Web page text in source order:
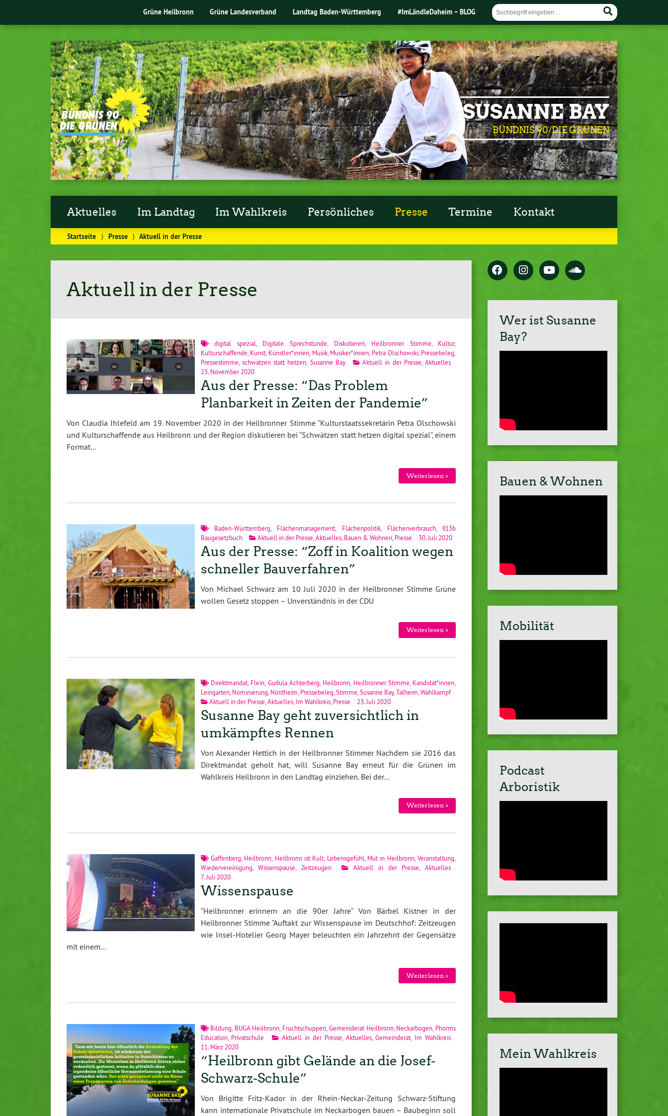
Grüne Heilbronn Grüne Landesverband Landtag Baden-Württemberg #ImLändleDaheim – BLOG
SUSANNE BAY
BÜNDNIS 90/DIE GRÜNEN
Aktuelles Im Landtag Im Wahlkreis Persönliches Presse Termine Kontakt
Startseite ⟩ Presse ⟩ Aktuell in der Presse
Aktuell in der Presse
digital spezial Digitale Sprechstunde Diskutieren, Heilbronner Stimme Kultur,
Kulturschaffende Kunst Künstler*innen, Musik, Musiker*innen Petra Olschowski, Pressebeleg
Pressestimme schwätzen statt hetzen Susanne Bay Aktuell in der Presse ,Aktuelles
23. November 2020
Aus der Presse: “Das Problem
Planbarkeit in Zeiten der Pandemie”
Von Claudia Ihlefeld am 19. November 2020 in der Heilbronner Stimme “Kulturstaatssekretärin Petra Olschowski
und Kulturschaffende aus Heilbronn und der Region diskutieren bei “Schwätzen statt hetzen digital spezial”, einem
Format…
Weiterlesen »
Baden-Württemberg, Flächenmanagement, Flächenpolitik, Flächenverbrauch,§13b
Baugesetzbuch
Aktuell in der Presse,Aktuelles,Bauen & Wohnen,Presse 30. Juli 2020
Aus der Presse: “Zoff in Koalition wegen
schneller Bauverfahren”
Von Michael Schwarz am 10 Juli 2020 in der Heilbronner Stimme Grüne
wollen Gesetz stoppen – Unverständnis in der CDU
Weiterlesen »
Direktmandat, Flein Gudula Achterberg Heilbronn Heilbronner Stimme Kandidat*innen
Leingarten, Nominierung Nordheim Pressebeleg Stimme Susanne Bay,Talheim ,Wahlkampf
Aktuell in der Presse Aktuelles, Im Wahlkreis, Presse 23. Juli 2020
Susanne Bay geht zuversichtlich in
umkämpftes Rennen
Von Alexander Hettich in der Heilbronner Stimmer Nachdem sie 2016 das
Direktmandat geholt hat, will Susanne Bay erneut für die Grünen im
Wahlkreis Heilbronn in den Landtag einziehen. Bei der…
Weiterlesen »
Gaffenberg Heilbronn Heilbronn ist Kult Lebensgefühl Mut in Heilbronn,Veranstaltung
Wiedervereinigung ,Wissenspause ,Zeitzeugen Aktuell in der Presse ,Aktuelles
7. Juli 2020
Wissenspause
“Heilbronner erinnern an die 90er Jahre” Von Bärbel Kistner in der
Heilbronner Stimme “Auftakt zur Wissenspause im Deutschhof: Zeitzeugen
wie Insel-Hotelier Georg Mayer beleuchten ein Jahrzehnt der Gegensätze
mit einem…
Weiterlesen »
Bildung, BUGA Heilbronn, Fruchtschuppen,Gemeinderat Heilbronn,Neckarbogen, Phorms
Education, Privatschule Aktuell in der Presse, Aktuelles,Gemeinderat, Im Wahlkreis
11. März 2020
“Heilbronn gibt Gelände an die Josef-
Schwarz-Schule”
Von Brigitte Fritz-Kador in der Rhein-Neckar-Zeitung Schwarz-Stiftung
kann internationale Privatschule im Neckarbogen bauen – Baubeginn soll
Wer ist Susanne
Bay?
Bauen & Wohnen
Mobilität
Podcast
Arboristik
Mein Wahlkreis